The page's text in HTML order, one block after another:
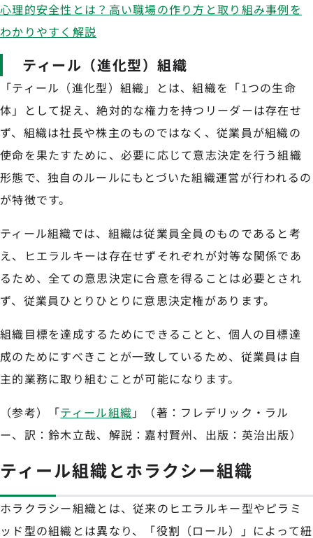
心理的安全性とは？高い職場の作り方と取り組み事例を
わかりやすく解説
ティール（進化型）組織
「ティール（進化型）組織」とは、組織を「1つの生命
体」として捉え、絶対的な権力を持つリーダーは存在せ
ず、組織は社長や株主のものではなく、従業員が組織の
使命を果たすために、必要に応じて意志決定を行う組織
形態で、独自のルールにもとづいた組織運営が行われるの
が特徴です。
ティール組織では、組織は従業員全員のものであると考
え、ヒエラルキーは存在せずそれぞれが対等な関係であ
るため、全ての意思決定に合意を得ることは必要とされ
ず、従業員ひとりひとりに意思決定権があります。
組織目標を達成するためにできることと、個人の目標達
成のためにすべきことが一致しているため、従業員は自
主的業務に取り組むことが可能になります。
（参考）「ティール組織 」（著：フレデリック・ラル
ー、訳：鈴木立哉、解説：嘉村賢州、出版：英治出版）
ティール組織とホラクシー組織
ホラクラシー組織とは、従来のヒエラルキー型やピラミ
ッド型の組織とは異なり、「役割（ロール）」によって紐